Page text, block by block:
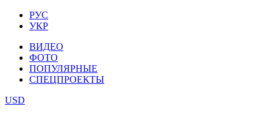
РУС
УКР
ВИДЕО
ФОТО
ПОПУЛЯРНЫЕ
СПЕЦПРОЕКТЫ
USD